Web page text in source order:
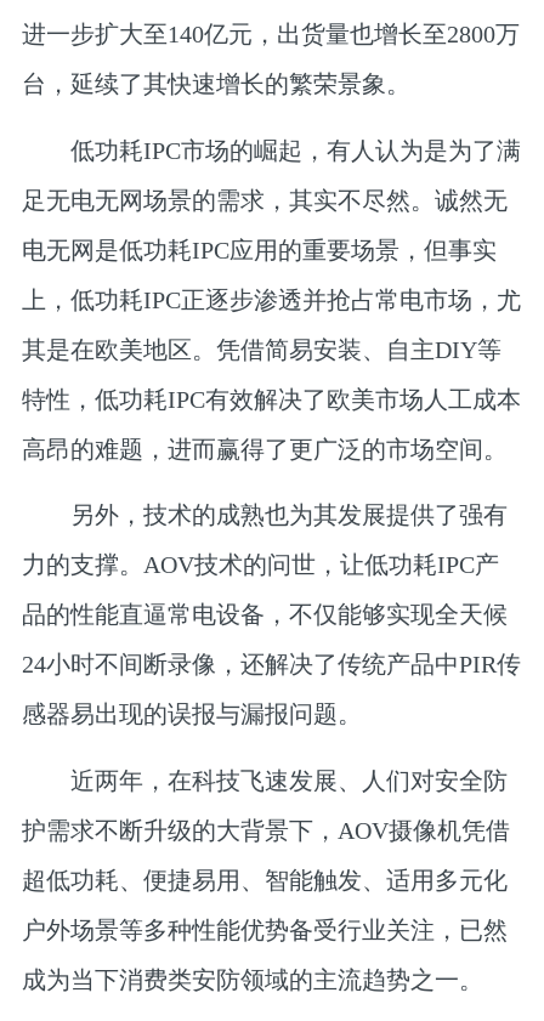
进一步扩大至140亿元，出货量也增长至2800万
台，延续了其快速增长的繁荣景象。
低功耗IPC市场的崛起，有人认为是为了满
足无电无网场景的需求，其实不尽然。诚然无
电无网是低功耗IPC应用的重要场景，但事实
上，低功耗IPC正逐步渗透并抢占常电市场，尤
其是在欧美地区。凭借简易安装、自主DIY等
特性，低功耗IPC有效解决了欧美市场人工成本
高昂的难题，进而赢得了更广泛的市场空间。
另外，技术的成熟也为其发展提供了强有
力的支撑。AOV技术的问世，让低功耗IPC产
品的性能直逼常电设备，不仅能够实现全天候
24小时不间断录像，还解决了传统产品中PIR传
感器易出现的误报与漏报问题。
近两年，在科技飞速发展、人们对安全防
护需求不断升级的大背景下，AOV摄像机凭借
超低功耗、便捷易用、智能触发、适用多元化
户外场景等多种性能优势备受行业关注，已然
成为当下消费类安防领域的主流趋势之一。